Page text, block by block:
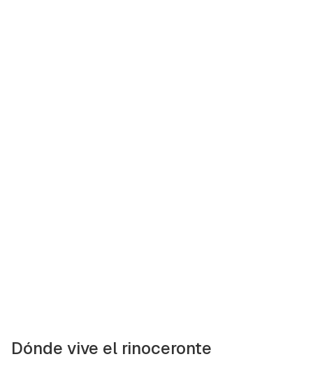
Dónde vive el rinoceronte